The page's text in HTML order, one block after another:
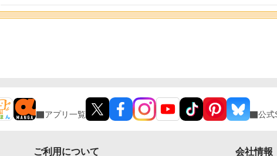
アプリ一覧 公式
ご利用について 会社情報